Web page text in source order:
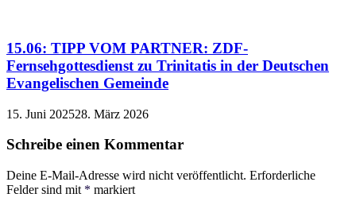
15.06: TIPP VOM PARTNER: ZDF-
Fernsehgottesdienst zu Trinitatis in der Deutschen
Evangelischen Gemeinde
15. Juni 202528. März 2026
Schreibe einen Kommentar
Deine E-Mail-Adresse wird nicht veröffentlicht. Erforderliche
Felder sind mit * markiert